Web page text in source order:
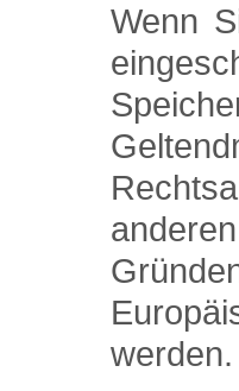
Wenn
werden.